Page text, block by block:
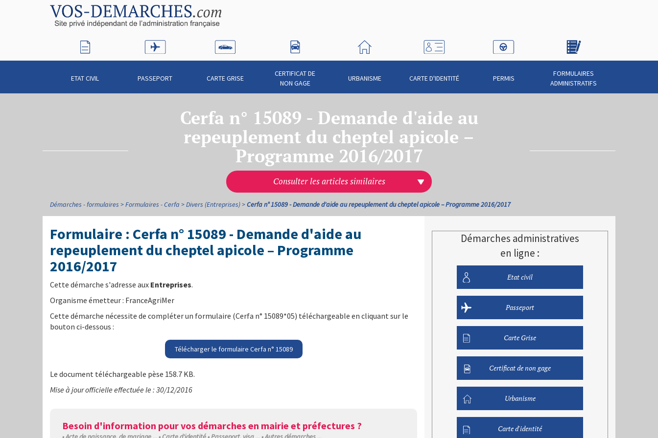
ETAT CIVIL PASSEPORT CARTE GRISE
CERTIFICAT DE
NON GAGE
URBANISME CARTE D'IDENTITÉ PERMIS
FORMULAIRES
ADMINISTRATIFS
Cerfa n° 15089 - Demande d'aide au
repeuplement du cheptel apicole –
Programme 2016/2017
Consulter les articles similaires
Démarches - formulaires Formulaires - Cerfa Divers (Entreprises) Cerfa n° 15089 - Demande d'aide au repeuplement du cheptel apicole – Programme 2016/2017
Formulaire : Cerfa n° 15089 - Demande d'aide au
repeuplement du cheptel apicole – Programme
2016/2017
Cette démarche s'adresse aux Entreprises.
Organisme émetteur : FranceAgriMer
Cette démarche nécessite de compléter un formulaire (Cerfa n° 15089*05) téléchargeable en cliquant sur le
bouton ci-dessous :
Télécharger le formulaire Cerfa n° 15089
Le document téléchargeable pèse 158.7 KB.
Mise à jour officielle effectuée le : 30/12/2016
Besoin d'information pour vos démarches en mairie et préfectures ?
Démarches administratives
en ligne :
Etat civil
Passeport
Carte Grise
Certificat de non gage
Urbanisme
Carte d'identité